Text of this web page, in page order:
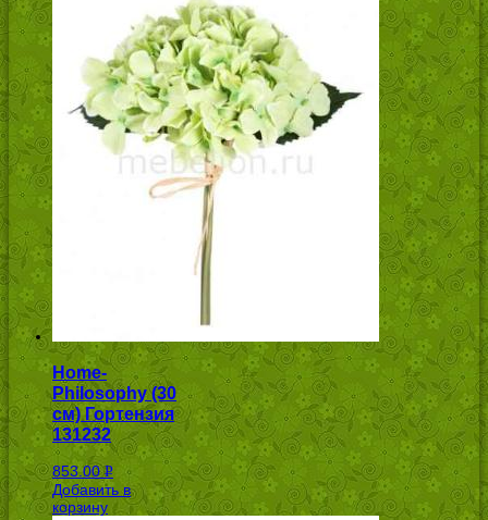
Home-
Philosophy (30
см) Гортензия
131232
853.00Р
УБ.
Добавить в
корзину